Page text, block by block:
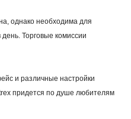
однако необходима для
Торговые комиссии
и различные настройки
придется по душе любителям